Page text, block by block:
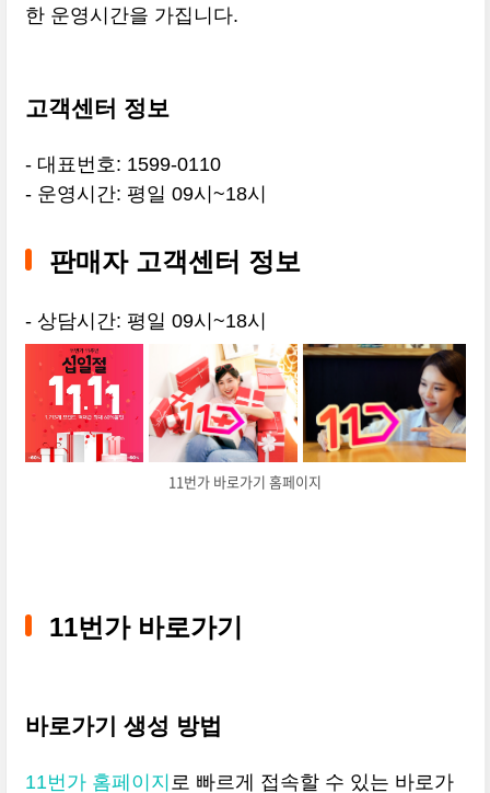
한 운영시간을 가집니다.
고객센터 정보
- 대표번호: 1599-0110
- 운영시간: 평일 09시~18시
판매자 고객센터 정보
- 상담시간: 평일 09시~18시
11번가 바로가기 홈페이지
11번가 바로가기
바로가기 생성 방법
11번가 홈페이지 로 빠르게 접속할 수 있는 바로가